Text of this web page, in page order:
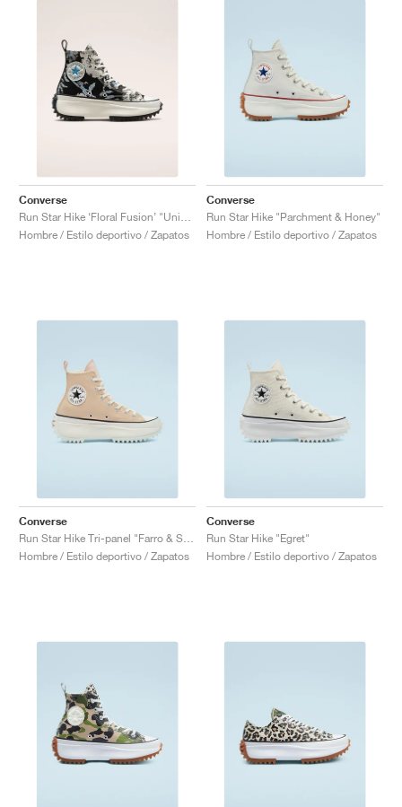
Converse
Hombre / Estilo deportivo / Zapatos
Converse
Run Star Hike "Parchment & Honey"
Hombre / Estilo deportivo / Zapatos
Converse
Hombre / Estilo deportivo / Zapatos
Converse
Run Star Hike "Egret"
Hombre / Estilo deportivo / Zapatos